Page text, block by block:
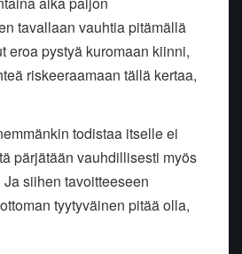
tavallaan vauhtia pitämällä
eroa pystyä kuromaan kiinni,
riskeeraamaan tällä kertaa,
todistaa itselle ei
pärjätään vauhdillisesti myös
siihen tavoitteeseen
tyytyväinen pitää olla,